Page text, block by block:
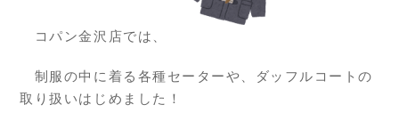
コパン金沢店では、
制服の中に着る各種セーターや、ダッフルコートの
取り扱いはじめました！